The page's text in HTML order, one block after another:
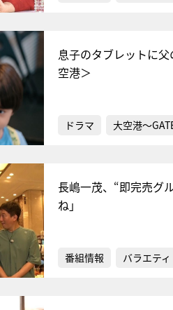
息子のタブレットに
空港＞
ドラマ 大空港～
長嶋一茂、“即完売グ
ね」
番組情報 バラエティ